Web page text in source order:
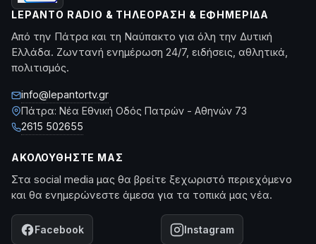
LEPANTO RADIO & ΤΗΛΕΌΡΑΣΗ & ΕΦΗΜΕΡΊΔΑ
Από την Πάτρα και τη Ναύπακτο για όλη την Δυτική
Ελλάδα. Ζωντανή ενημέρωση 24/7, ειδήσεις, αθλητικά,
πολιτισμός.
info@lepantortv.gr
Πάτρα: Νέα Εθνική Οδός Πατρών - Αθηνών 73
2615 502655
ΑΚΟΛΟΥΘΉΣΤΕ ΜΑΣ
Στα social media μας θα βρείτε ξεχωριστό περιεχόμενο
και θα ενημερώνεστε άμεσα για τα τοπικά μας νέα.
Facebook Instagram